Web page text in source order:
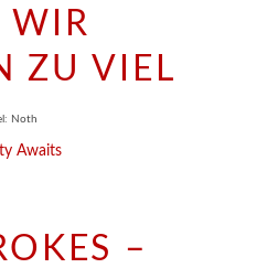
WIR
ZU VIEL
Noth
–